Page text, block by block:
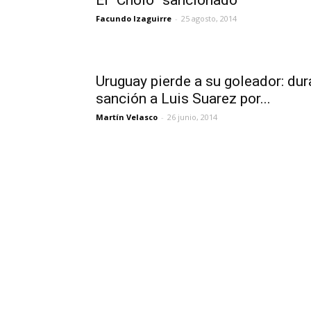
Facundo Izaguirre - 25 agosto, 2014
Uruguay pierde a su goleador:
sanción a Luis Suarez por...
Martín Velasco - 26 junio, 2014